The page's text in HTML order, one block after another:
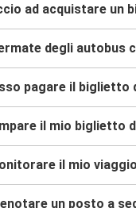
ad acquistare un
degli autobus
pagare il biglietto
il mio biglietto
il mio
un posto a